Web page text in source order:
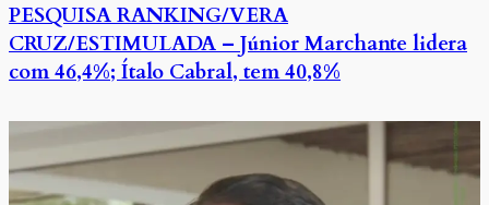
PESQUISA RANKING/VERA
CRUZ/ESTIMULADA – Júnior Marchante lidera
com 46,4%; Ítalo Cabral, tem 40,8%